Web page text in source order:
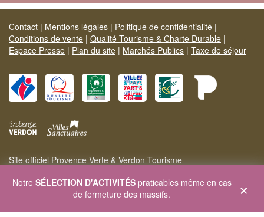
Contact | Mentions légales | Politique de confidentialité |
Conditions de vente | Qualité Tourisme & Charte Durable |
Espace Presse | Plan du site | Marchés Publics | Taxe de séjour
Site officiel Provence Verte & Verdon Tourisme
Site web :www.provenceverteverdon.fr- Site séjour :
www.sejourprovence.com
×
Notre SÉLECTION D'ACTIVITÉSpraticables même en cas
de fermeture des massifs.